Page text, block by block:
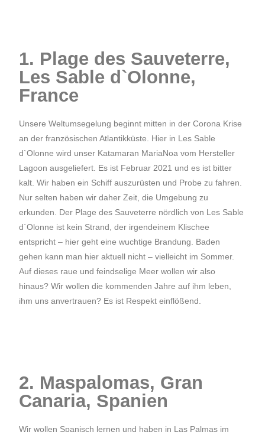
1. Plage des Sauveterre,
Les Sable d`Olonne,
France
Unsere Weltumsegelung beginnt mitten in der Corona Krise
an der französischen Atlantikküste. Hier in Les Sable
d`Olonne wird unser Katamaran MariaNoa vom Hersteller
Lagoon ausgeliefert. Es ist Februar 2021 und es ist bitter
kalt. Wir haben ein Schiff auszurüsten und Probe zu fahren.
Nur selten haben wir daher Zeit, die Umgebung zu
erkunden. Der Plage des Sauveterre nördlich von Les Sable
d`Olonne ist kein Strand, der irgendeinem Klischee
entspricht – hier geht eine wuchtige Brandung. Baden
gehen kann man hier aktuell nicht – vielleicht im Sommer.
Auf dieses raue und feindselige Meer wollen wir also
hinaus? Wir wollen die kommenden Jahre auf ihm leben,
ihm uns anvertrauen? Es ist Respekt einflößend.
2. Maspalomas, Gran
Canaria, Spanien
Wir wollen Spanisch lernen und haben in Las Palmas im